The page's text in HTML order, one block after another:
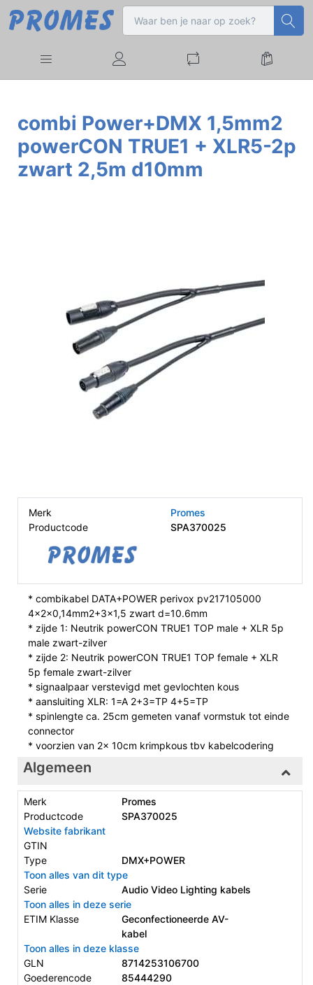
combi Power+DMX 1,5mm2
powerCON TRUE1 + XLR5-2p
zwart 2,5m d10mm
Merk
Promes
Productcode
SPA370025
* combikabel DATA+POWER perivox pv217105000
4x2x0,14mm2+3x1,5 zwart d=10.6mm
* zijde 1: Neutrik powerCON TRUE1 TOP male + XLR 5p
male zwart-zilver
* zijde 2: Neutrik powerCON TRUE1 TOP female + XLR
5p female zwart-zilver
* signaalpaar verstevigd met gevlochten kous
* aansluiting XLR: 1=A 2+3=TP 4+5=TP
* spinlengte ca. 25cm gemeten vanaf vormstuk tot einde
connector
* voorzien van 2x 10cm krimpkous tbv kabelcodering
Algemeen
Merk
Promes
Productcode
SPA370025
Website fabrikant
GTIN
Type
DMX+POWER
Toon alles van dit type
Serie
Audio Video Lighting kabels
Toon alles in deze serie
ETIM Klasse
Geconfectioneerde AV-
kabel
Toon alles in deze klasse
GLN
8714253106700
Goederencode
85444290